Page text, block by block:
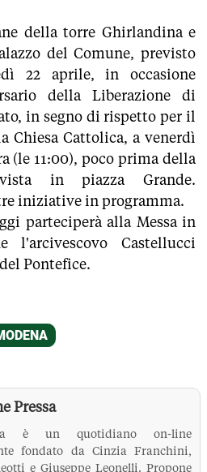
della torre Ghirlandina e
del Comune, previsto
22 aprile, in occasione
della Liberazione di
in segno di rispetto per il
Chiesa Cattolica, a venerdì
(le 11:00), poco prima della
in piazza Grande.
iniziative in programma.
parteciperà alla Messa in
Castellucci
Pontefice.
Pressa
è un quotidiano on-line
fondato da Cinzia Franchini,
e Giuseppe Leonelli. Propone